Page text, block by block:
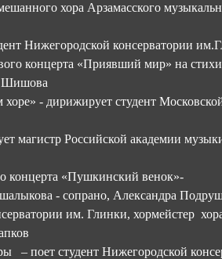
хора Арзамасского
Нижегородской консерватории
концерта «Приявший мир» на
Шишова
- дирижирует студент
магистр Российской академии
концерта «Пушкинский венок»-
- сопрано, Александра
им. Глинки, хормейстер
– поет студент Нижегородской